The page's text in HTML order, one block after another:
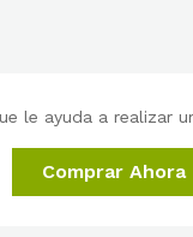
le ayuda a realizar
Comprar Ahora